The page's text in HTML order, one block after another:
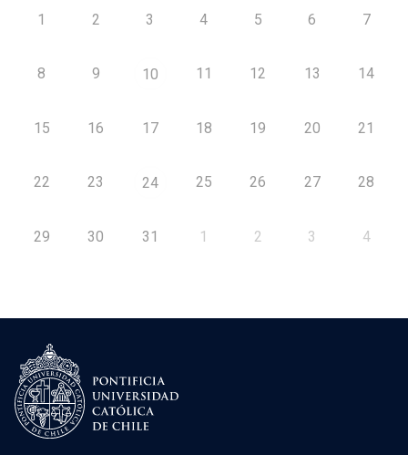
1 2 3 4 5 6 7
8 9 10 11 12 13 14
15 16 17 18 19 20 21
22 23 24 25 26 27 28
29 30 31 1 2 3 4